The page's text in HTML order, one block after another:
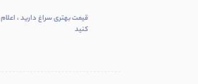
قیمت بهتری سراغ دارید ، اعلام
کنید